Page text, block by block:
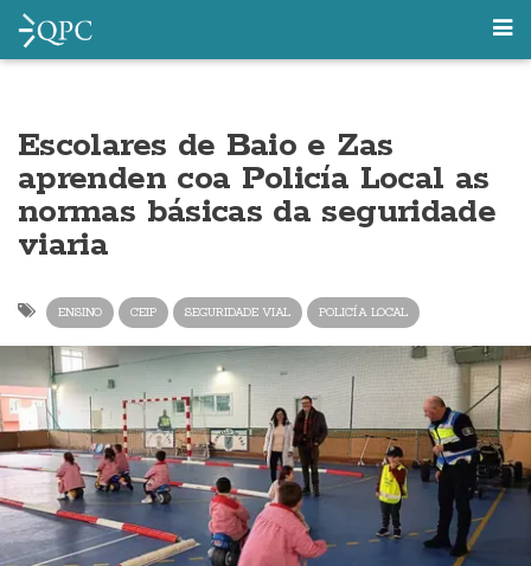
Escolares de Baio e Zas
aprenden coa Policía Local as
normas básicas da seguridade
viaria
ENSINO CEIP SEGURIDADE VIAL POLICÍA LOCAL